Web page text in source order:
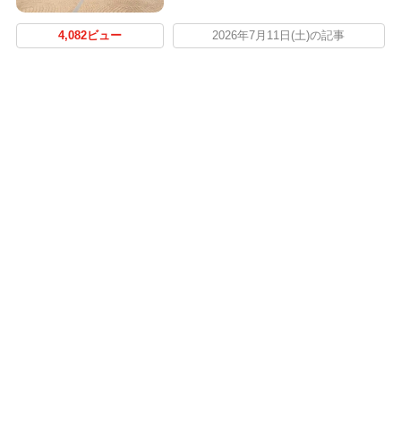
4,082ビュー 2026年7月11日(土)の記事